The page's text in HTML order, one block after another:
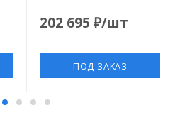
антрацит
202 695 ₽/шт
ПОД ЗАКАЗ